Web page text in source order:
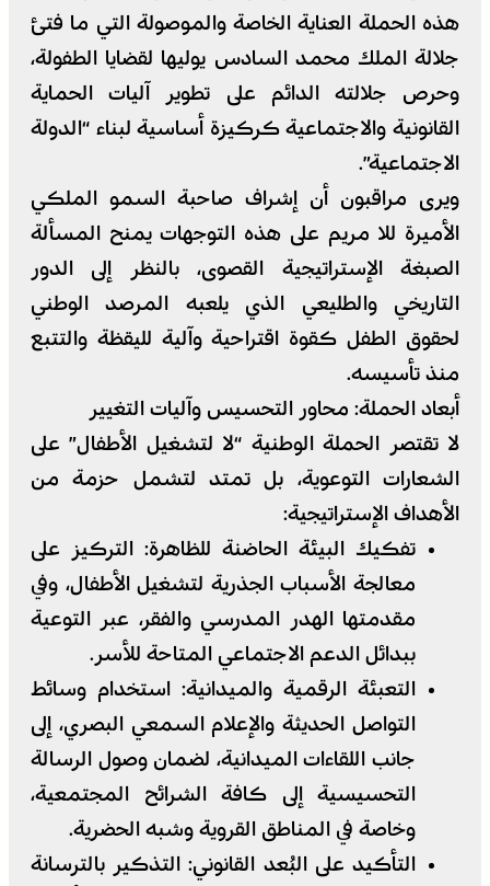
هذه الحملة العناية الخاصة والموصولة التي ما فتئ
جلالة الملك محمد السادس يوليها لقضايا الطفولة،
وحرص جلالته الدائم على تطوير آليات الحماية
القانونية والاجتماعية كركيزة أساسية لبناء “الدولة
الاجتماعية”.
​ويرى مراقبون أن إشراف صاحبة السمو الملكي
الأميرة للا مريم على هذه التوجهات يمنح المسألة
الصبغة الإستراتيجية القصوى، بالنظر إلى الدور
التاريخي والطليعي الذي يلعبه المرصد الوطني
لحقوق الطفل كقوة اقتراحية وآلية لليقظة والتتبع
منذ تأسيسه.
​أبعاد الحملة: محاور التحسيس وآليات التغيير
​لا تقتصر الحملة الوطنية “لا لتشغيل الأطفال” على
الشعارات التوعوية، بل تمتد لتشمل حزمة من
الأهداف الإستراتيجية:
​تفكيك البيئة الحاضنة للظاهرة: التركيز على
معالجة الأسباب الجذرية لتشغيل الأطفال، وفي
مقدمتها الهدر المدرسي والفقر، عبر التوعية
ببدائل الدعم الاجتماعي المتاحة للأسر.
​التعبئة الرقمية والميدانية: استخدام وسائط
التواصل الحديثة والإعلام السمعي البصري، إلى
جانب اللقاءات الميدانية، لضمان وصول الرسالة
التحسيسية إلى كافة الشرائح المجتمعية،
وخاصة في المناطق القروية وشبه الحضرية.
​التأكيد على البُعد القانوني: التذكير بالترسانة